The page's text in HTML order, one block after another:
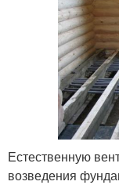
Естественную
возведения